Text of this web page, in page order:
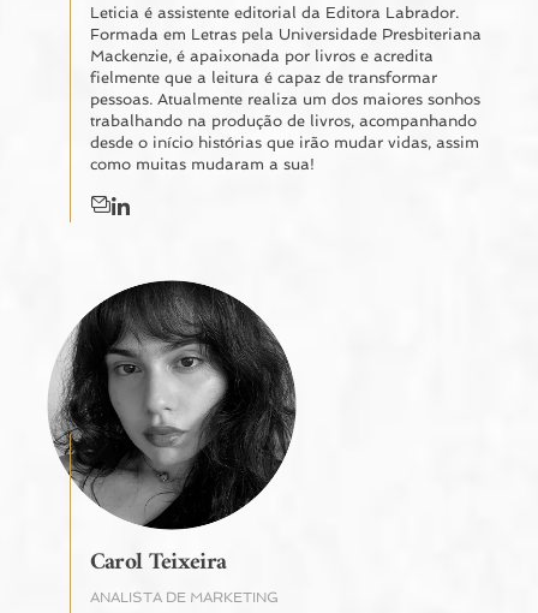
Leticia é assistente editorial da Editora Labrador.
Formada em Letras pela Universidade Presbiteriana
Mackenzie, é apaixonada por livros e acredita
fielmente que a leitura é capaz de transformar
pessoas. Atualmente realiza um dos maiores sonhos
trabalhando na produção de livros, acompanhando
desde o início histórias que irão mudar vidas, assim
como muitas mudaram a sua!
Carol Teixeira
ANALISTA DE MARKETING